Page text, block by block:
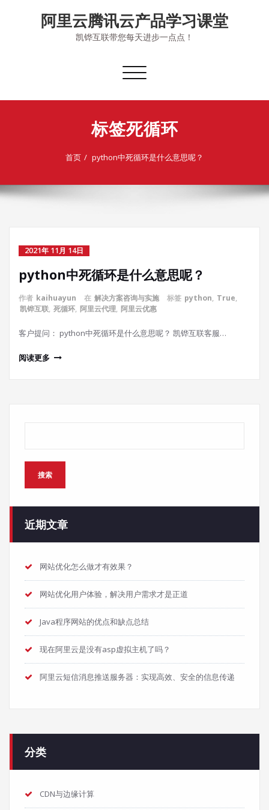
阿里云腾讯云产品学习课堂
凯铧互联带您每天进步一点点！
切
导
标签死循环
首页 python中死循环是什么意思呢？
2021年 11月 14日
python中死循环是什么意思呢？
作者 kaihuayun 在 解决方案咨询与实施 标签 python, True,
凯铧互联, 死循环, 阿里云代理, 阿里云优惠
客户提问： python中死循环是什么意思呢？ 凯铧互联客服…
阅读更多
搜索
近期文章
网站优化怎么做才有效果？
网站优化用户体验，解决用户需求才是正道
Java程序网站的优点和缺点总结
现在阿里云是没有asp虚拟主机了吗？
阿里云短信消息推送服务器：实现高效、安全的信息传递
分类
CDN与边缘计算